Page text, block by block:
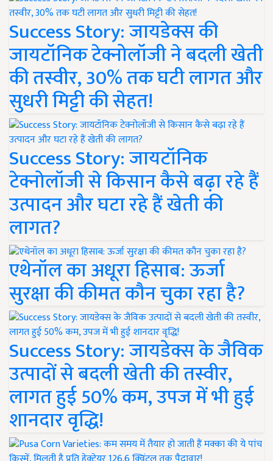
Success Story: जायडेक्स की
जायटॉनिक टेक्नोलॉजी ने बदली खेती
की तस्वीर, 30% तक घटी लागत और
सुधरी मिट्टी की सेहत!
Success Story: जायटॉनिक
टेक्नोलॉजी से किसान कैसे बढ़ा रहे हैं
उत्पादन और घटा रहे हैं खेती की
लागत?
एथेनॉल का अधूरा हिसाब: ऊर्जा
सुरक्षा की कीमत कौन चुका रहा है?
Success Story: जायडेक्स के जैविक
उत्पादों से बदली खेती की तस्वीर,
लागत हुई 50% कम, उपज में भी हुई
शानदार वृद्धि!